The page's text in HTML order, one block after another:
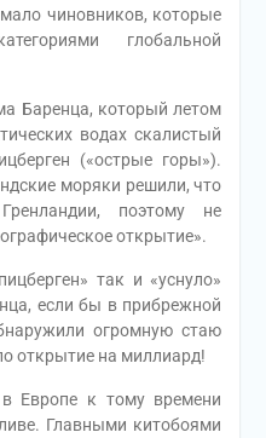
чиновников, которые
глобальной
Баренца, который летом
водах скалистый
(«острые горы»).
моряки решили, что
поэтому не
открытие».
так и «уснуло»
если бы в прибрежной
огромную стаю
открытие на миллиард!
к тому времени
Главными китобоями